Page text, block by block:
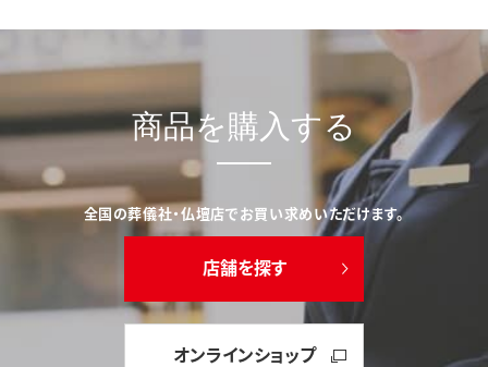
商品を購入する
全国の葬儀社・仏壇店でお買い求めいただけます。
店舗を探す
オンラインショップ